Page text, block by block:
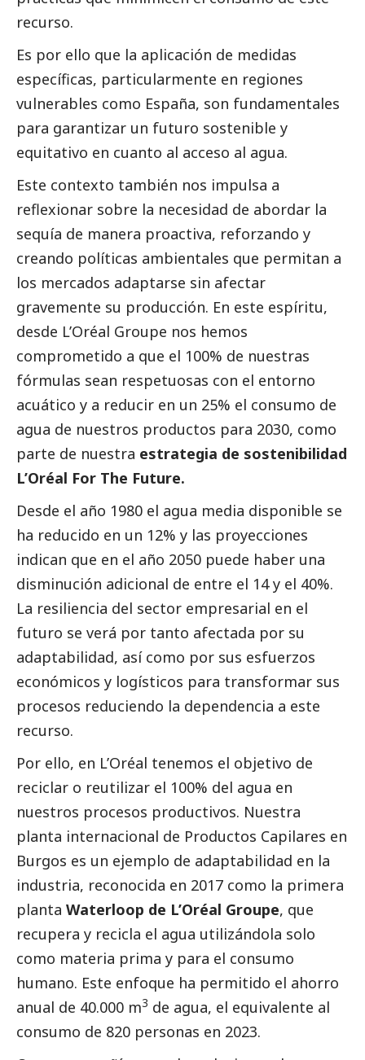
recurso.
Es por ello que la aplicación de medidas
específicas, particularmente en regiones
vulnerables como España, son fundamentales
para garantizar un futuro sostenible y
equitativo en cuanto al acceso al agua.
Este contexto también nos impulsa a
reflexionar sobre la necesidad de abordar la
sequía de manera proactiva, reforzando y
creando políticas ambientales que permitan a
los mercados adaptarse sin afectar
gravemente su producción. En este espíritu,
desde L’Oréal Groupe nos hemos
comprometido a que el 100% de nuestras
fórmulas sean respetuosas con el entorno
acuático y a reducir en un 25% el consumo de
agua de nuestros productos para 2030, como
parte de nuestra estrategia de sostenibilidad
L’Oréal For The Future.
Desde el año 1980 el agua media disponible se
ha reducido en un 12% y las proyecciones
indican que en el año 2050 puede haber una
disminución adicional de entre el 14 y el 40%.
La resiliencia del sector empresarial en el
futuro se verá por tanto afectada por su
adaptabilidad, así como por sus esfuerzos
económicos y logísticos para transformar sus
procesos reduciendo la dependencia a este
recurso.
Por ello, en L’Oréal tenemos el objetivo de
reciclar o reutilizar el 100% del agua en
nuestros procesos productivos. Nuestra
planta internacional de Productos Capilares en
Burgos es un ejemplo de adaptabilidad en la
industria, reconocida en 2017 como la primera
planta Waterloop de L’Oréal Groupe, que
recupera y recicla el agua utilizándola solo
como materia prima y para el consumo
humano. Este enfoque ha permitido el ahorro
anual de 40.000 m3 de agua, el equivalente al
consumo de 820 personas en 2023.